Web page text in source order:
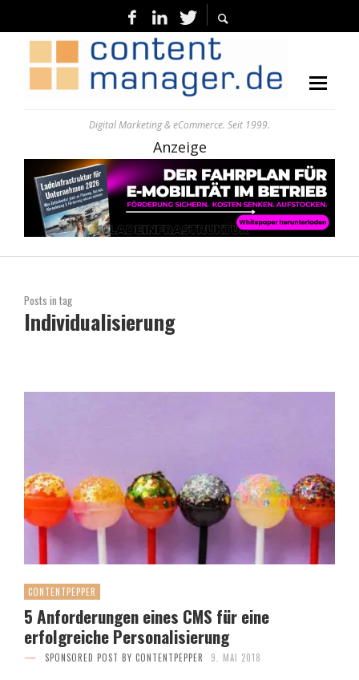
Digital Marketing & eCommerce. Seit 1999.
Anzeige
Posts in tag
Individualisierung
CONTENTPEPPER
5 Anforderungen eines CMS für eine
erfolgreiche Personalisierung
SPONSORED POST BY CONTENTPEPPER 9. MAI 2018